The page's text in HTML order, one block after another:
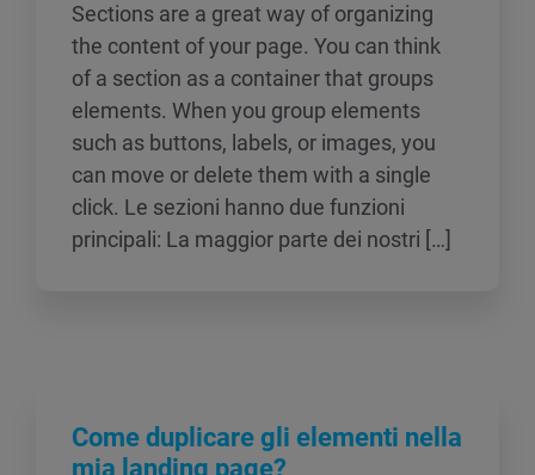
Sections are a great way of organizing
the content of your page. You can think
of a section as a container that groups
elements. When you group elements
such as buttons, labels, or images, you
can move or delete them with a single
click. Le sezioni hanno due funzioni
principali: La maggior parte dei nostri […]
Come duplicare gli elementi nella
mia landing page?